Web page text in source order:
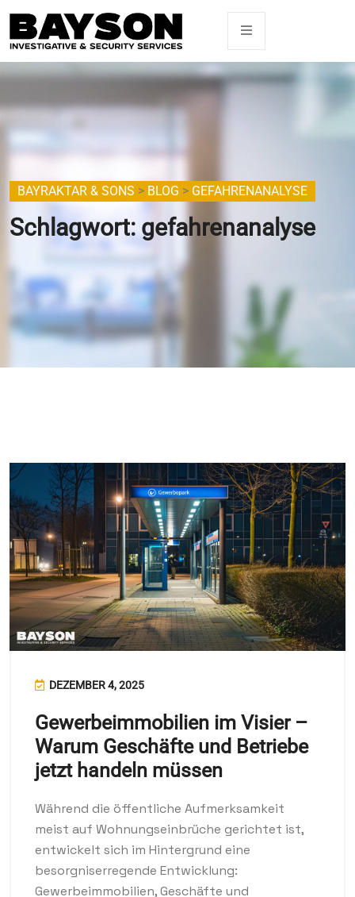
BAYRAKTAR & SONS > BLOG > GEFAHRENANALYSE
Schlagwort: gefahrenanalyse
DEZEMBER 4, 2025
Gewerbeimmobilien im Visier –
Warum Geschäfte und Betriebe
jetzt handeln müssen
Während die öffentliche Aufmerksamkeit
meist auf Wohnungseinbrüche gerichtet ist,
entwickelt sich im Hintergrund eine
besorgniserregende Entwicklung:
Gewerbeimmobilien, Geschäfte und